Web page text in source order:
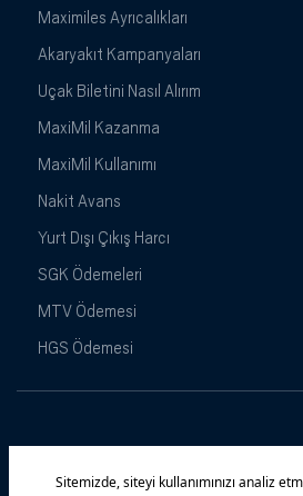
Maximiles Ayrıcalıkları
Akaryakıt Kampanyaları
Uçak Biletini Nasıl Alırım
MaxiMil Kazanma
MaxiMil Kullanımı
Nakit Avans
Yurt Dışı Çıkış Harcı
SGK Ödemeleri
MTV Ödemesi
HGS Ödemesi
Maximiles Kampanyalar